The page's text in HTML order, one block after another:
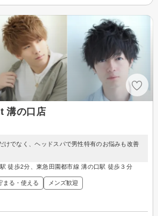
溝の口店
けでなく、ヘッドスパで男性特有のお悩みも改善
徒歩2分、東急田園都市線 溝の口駅 徒歩３分
まる・使える メンズ歓迎